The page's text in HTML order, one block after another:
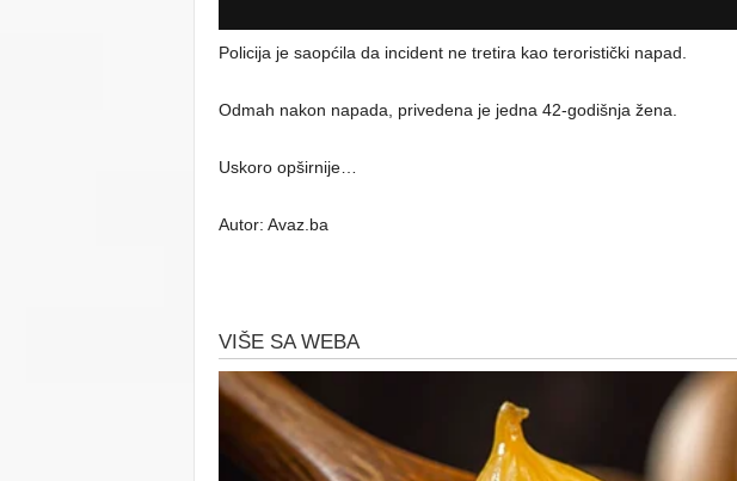
Policija je saopćila da incident ne tretira kao teroristički napad.
Odmah nakon napada, privedena je jedna 42-godišnja žena.
Uskoro opširnije…
Autor: Avaz.ba